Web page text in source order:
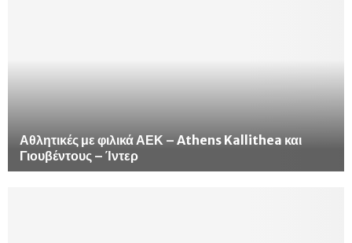
Αθλητικές με φιλικά ΑΕΚ – Athens Kallithea και
Γιουβέντους – Ίντερ